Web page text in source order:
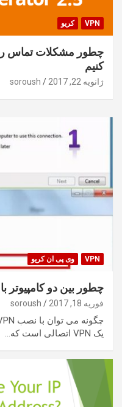
VPN کریو
چطور مشکلات تماس
کنیم
ژانویه 22, 2017 soroush
VPN وی پی ان کریو
چطور بین دو کامپیوتر با VPN ارتباط برقرار کنیم
فوریه 18, 2017 soroush
یک VPN اتصالی است که…